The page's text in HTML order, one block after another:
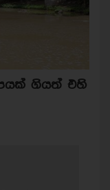
ගියත් එහි